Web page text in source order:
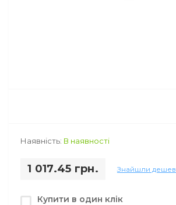
Наявність: В наявності
1 017.45 грн. Знайшли
Купити в один клік